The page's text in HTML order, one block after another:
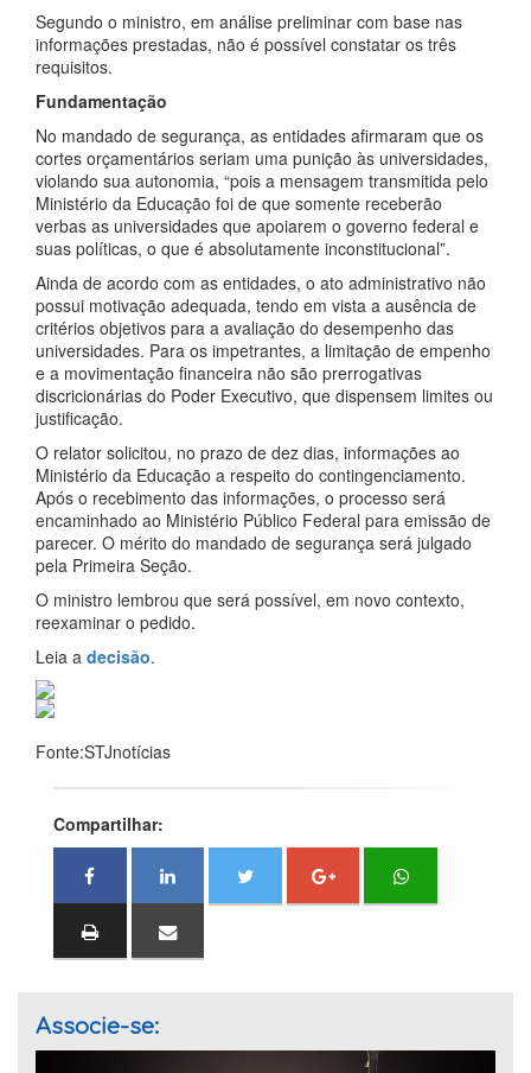
Segundo o ministro, em análise preliminar com base nas
informações prestadas, não é possível constatar os três
requisitos.
Fundamentação
No mandado de segurança, as entidades afirmaram que os
cortes orçamentários seriam uma punição às universidades,
violando sua autonomia, “pois a mensagem transmitida pelo
Ministério da Educação foi de que somente receberão
verbas as universidades que apoiarem o governo federal e
suas políticas, o que é absolutamente inconstitucional”.
Ainda de acordo com as entidades, o ato administrativo não
possui motivação adequada, tendo em vista a ausência de
critérios objetivos para a avaliação do desempenho das
universidades. Para os impetrantes, a limitação de empenho
e a movimentação financeira não são prerrogativas
discricionárias do Poder Executivo, que dispensem limites ou
justificação.
O relator solicitou, no prazo de dez dias, informações ao
Ministério da Educação a respeito do contingenciamento.
Após o recebimento das informações, o processo será
encaminhado ao Ministério Público Federal para emissão de
parecer. O mérito do mandado de segurança será julgado
pela Primeira Seção.
O ministro lembrou que será possível, em novo contexto,
reexaminar o pedido.
Leia a decisão.
Fonte:STJnotícias
Compartilhar:
Associe-se: